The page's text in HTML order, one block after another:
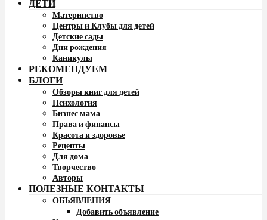
ДЕТИ
Материнство
Центры и Клубы для детей
Детские сады
Дни рождения
Каникулы
РЕКОМЕНДУЕМ
БЛОГИ
Обзоры книг для детей
Психология
Бизнес мама
Права и финансы
Красота и здоровье
Рецепты
Для дома
Творчество
Авторы
ПОЛЕЗНЫЕ КОНТАКТЫ
ОБЪЯВЛЕНИЯ
Добавить объявление